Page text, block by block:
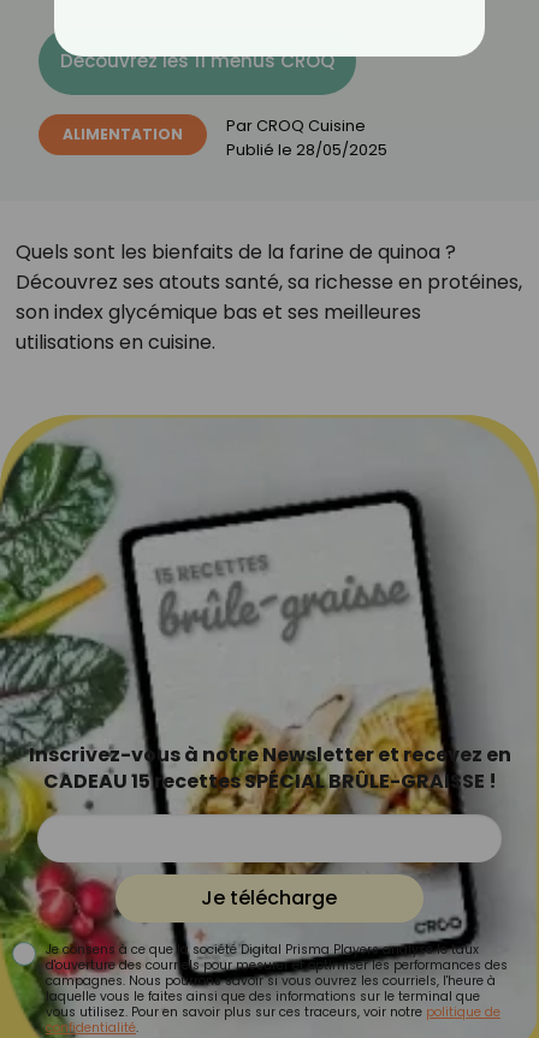
Découvrez les 11 menus CROQ
ALIMENTATION Par CROQ Cuisine
Publié le 28/05/2025
Quels sont les bienfaits de la farine de quinoa ?
Découvrez ses atouts santé, sa richesse en protéines,
son index glycémique bas et ses meilleures
utilisations en cuisine.
Inscrivez-vous à notre Newsletter et recevez en
CADEAU 15 recettes SPÉCIAL BRÛLE-GRAISSE !
Je télécharge
Je consens à ce que la société Digital Prisma Players analyse le taux
d'ouverture des courriels pour mesurer et optimiser les performances des
campagnes. Nous pourrons savoir si vous ouvrez les courriels, l'heure à
laquelle vous le faites ainsi que des informations sur le terminal que
vous utilisez. Pour en savoir plus sur ces traceurs, voir notre politique de
confidentialité.